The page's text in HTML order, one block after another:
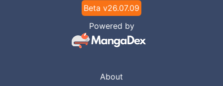
Beta v26.07.09
Powered by
About